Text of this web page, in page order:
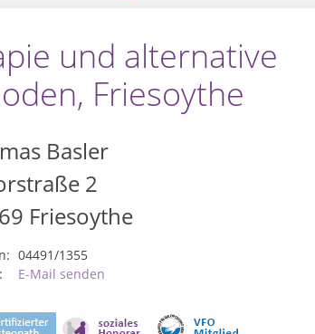
und alternative
Friesoythe
Basler
2
Friesoythe
04491/1355
E-Mail senden